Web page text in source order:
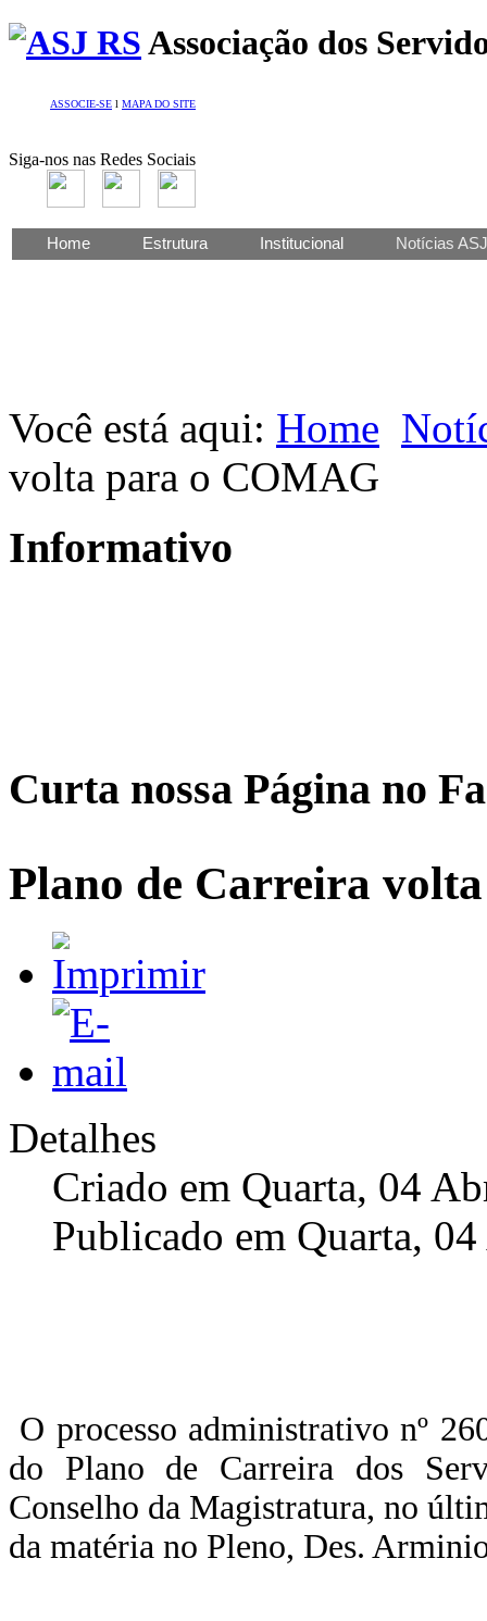
Associação dos
ASSOCIE-SE l MAPA DO SITE
Siga-nos nas Redes Sociais
Home Estrutura Institucional Notícias ASJ
Você está aqui: Home
volta para o COMAG
Informativo
Curta nossa Página no
Plano de Carreira
Detalhes
Criado em Quarta, 04
Publicado em Quarta,
O processo administrativo nº
do Plano de Carreira dos
Conselho da Magistratura, no
da matéria no Pleno, Des.